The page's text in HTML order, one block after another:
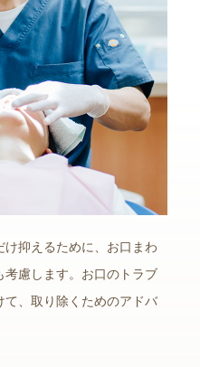
抑えるために、お口まわ
考慮します。お口のトラブ
て、取り除くためのアドバ